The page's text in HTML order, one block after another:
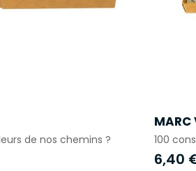
de nos chemins ?
MARC
100
6,40